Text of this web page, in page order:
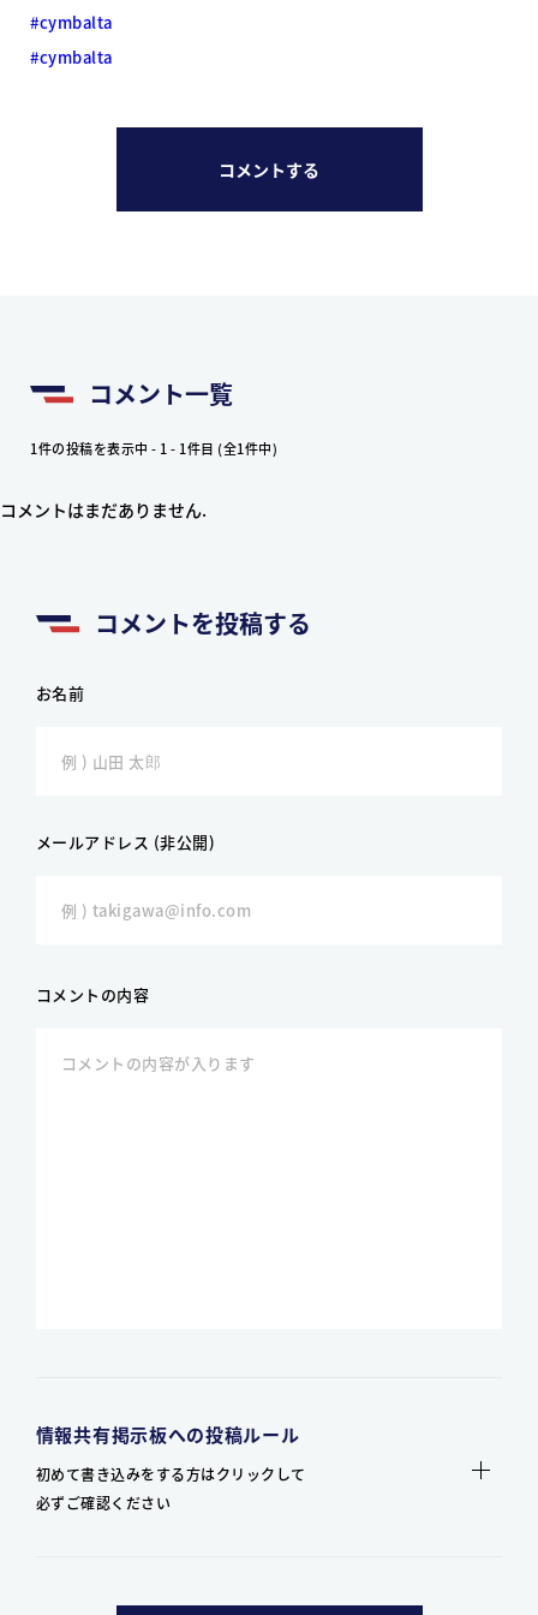
#cymbalta
#cymbalta
コメントする
コメント一覧
1件の投稿を表示中 - 1 - 1件目 (全1件中)
コメントはまだありません.
コメントを投稿する
お名前
メールアドレス (非公開)
コメントの内容
情報共有掲示板への投稿ルール
初めて書き込みをする方はクリックして
必ずご確認ください